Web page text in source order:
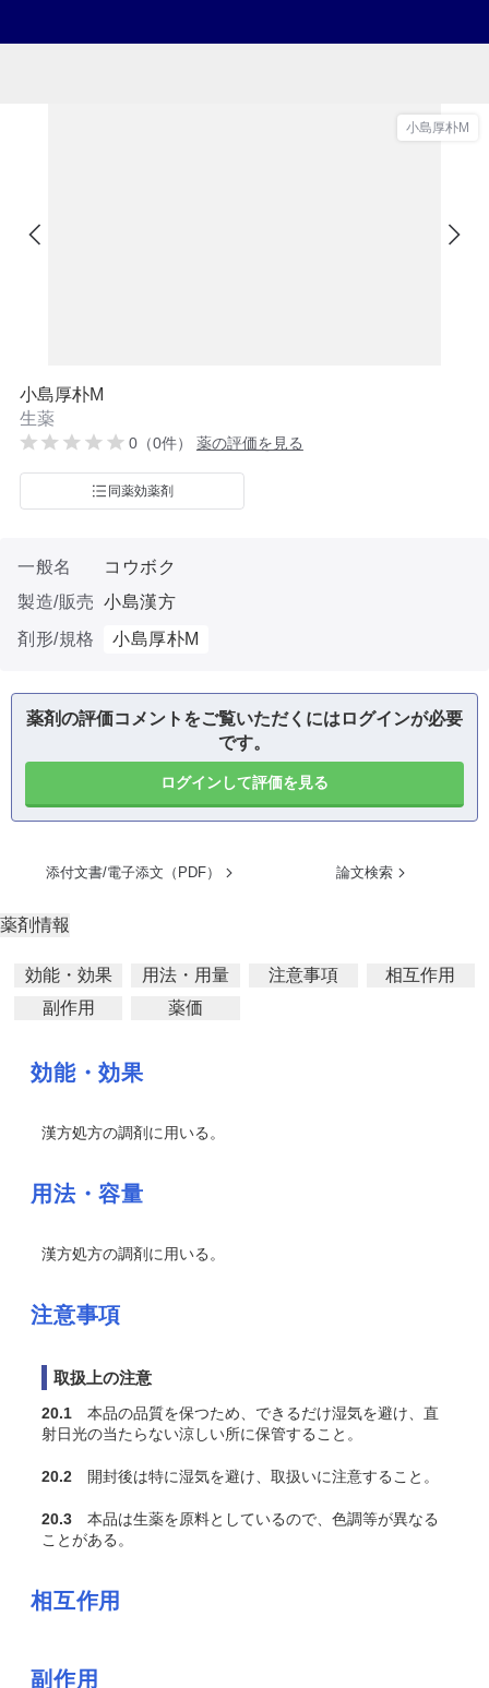
小島厚朴M
小島厚朴M
生薬
0（0件） 薬の評価を見る
同薬効薬剤
一般名
コウボク
製造/販売 小島漢方
剤形/規格
小島厚朴M
薬剤の評価コメントをご覧いただくにはログインが必要
です。
ログインして評価を見る
添付文書/電子添文（PDF） 論文検索
薬剤情報
効能・効果 用法・用量 注意事項
相互作用
副作用
薬価
効能・効果
漢方処方の調剤に用いる。
用法・容量
漢方処方の調剤に用いる。
注意事項
取扱上の注意
20.1 本品の品質を保つため、できるだけ湿気を避け、直
射日光の当たらない涼しい所に保管すること。
20.2 開封後は特に湿気を避け、取扱いに注意すること。
20.3 本品は生薬を原料としているので、色調等が異なる
ことがある。
相互作用
副作用